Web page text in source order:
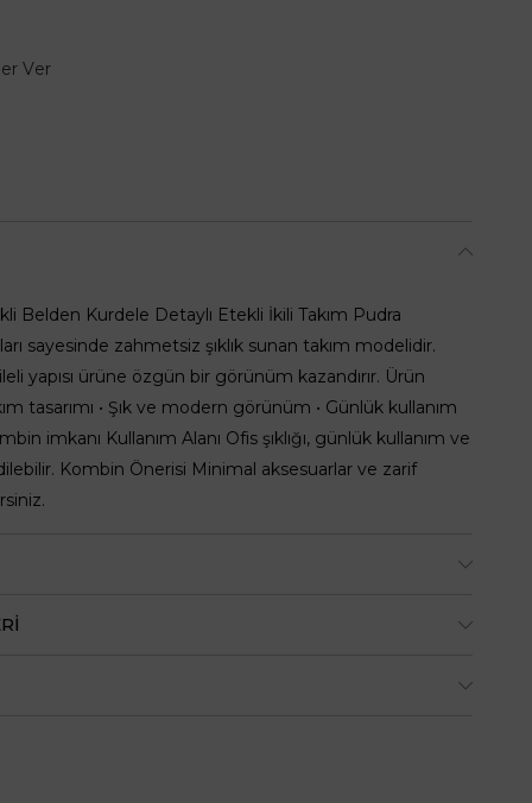
Ver
Belden Kurdele Detaylı Etekli İkili Takım Pudra
sayesinde zahmetsiz şıklık sunan takım modelidir.
yapısı ürüne özgün bir görünüm kazandırır. Ürün
tasarımı • Şık ve modern görünüm • Günlük kullanım
imkanı Kullanım Alanı Ofis şıklığı, günlük kullanım ve
Kombin Önerisi Minimal aksesuarlar ve zarif